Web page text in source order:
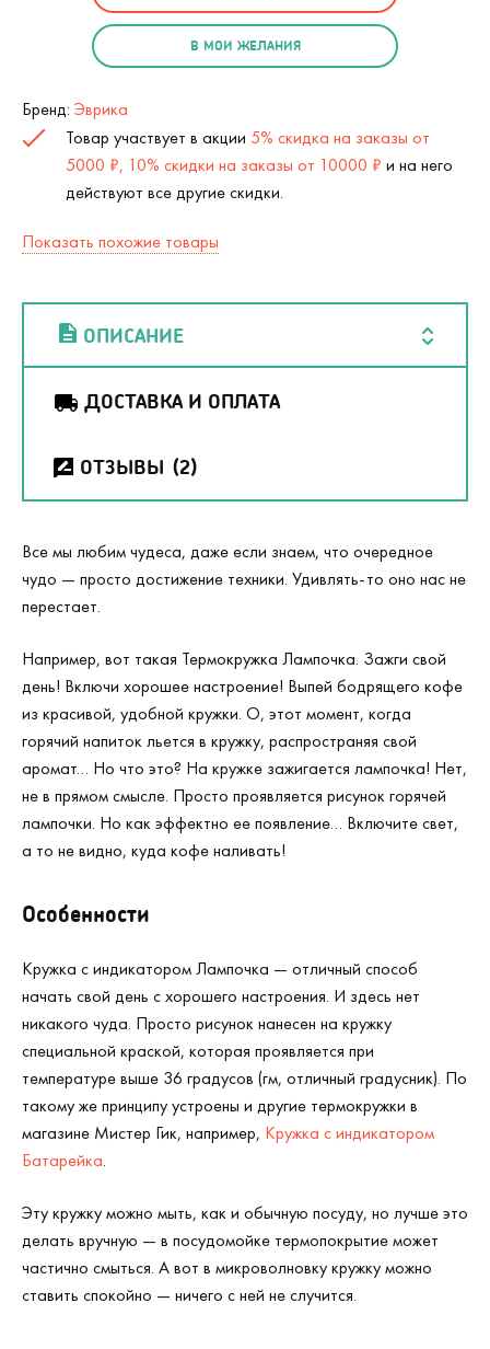
В МОИ ЖЕЛАНИЯ
Бренд: Эврика
Товар участвует в акции 5% скидка на заказы от
5000 ₽, 10% скидки на заказы от 10000 ₽ и на него
действуют все другие скидки.
Показать похожие товары
ОПИСАНИЕ
ДОСТАВКА И ОПЛАТА
ОТЗЫВЫ (2)
Все мы любим чудеса, даже если знаем, что очередное
чудо — просто достижение техники. Удивлять-то оно нас не
перестает.
Например, вот такая Термокружка Лампочка. Зажги свой
день! Включи хорошее настроение! Выпей бодрящего кофе
из красивой, удобной кружки. О, этот момент, когда
горячий напиток льется в кружку, распространяя свой
аромат… Но что это? На кружке зажигается лампочка! Нет,
не в прямом смысле. Просто проявляется рисунок горячей
лампочки. Но как эффектно ее появление… Включите свет,
а то не видно, куда кофе наливать!
Особенности
Кружка с индикатором Лампочка — отличный способ
начать свой день с хорошего настроения. И здесь нет
никакого чуда. Просто рисунок нанесен на кружку
специальной краской, которая проявляется при
температуре выше 36 градусов (гм, отличный градусник). По
такому же принципу устроены и другие термокружки в
магазине Мистер Гик, например, Кружка с индикатором
Батарейка.
Эту кружку можно мыть, как и обычную посуду, но лучше это
делать вручную — в посудомойке термопокрытие может
частично смыться. А вот в микроволновку кружку можно
ставить спокойно — ничего с ней не случится.